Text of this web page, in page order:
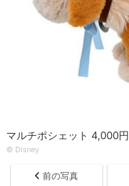
マルチポシェット 4,000円
© Disney
前の写真